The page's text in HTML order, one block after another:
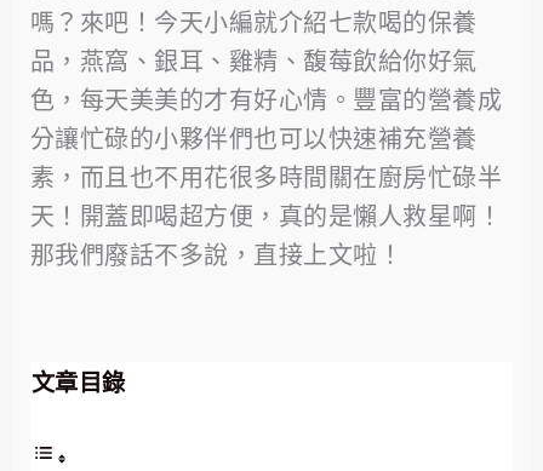
嗎？來吧！今天小編就介紹七款喝的保養
品，燕窩、銀耳、雞精、馥莓飲給你好氣
色，每天美美的才有好心情。豐富的營養成
分讓忙碌的小夥伴們也可以快速補充營養
素，而且也不用花很多時間關在廚房忙碌半
天！開蓋即喝超方便，真的是懶人救星啊！
那我們廢話不多說，直接上文啦！
文章目錄